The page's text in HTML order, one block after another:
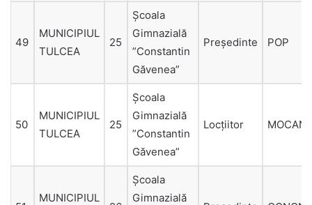
49
MUNICIPIUL
TULCEA
25
Şcoala
Gimnazială
”Constantin
Găvenea”
Președinte POP
50
MUNICIPIUL
TULCEA
25
Şcoala
Gimnazială
”Constantin
Găvenea”
Locțiitor
MUNICIPIUL
Şcoala
Gimnazială